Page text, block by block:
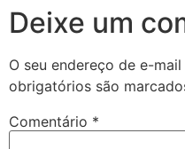
Deixe um
O seu endereço de e-
obrigatórios são
Comentário *